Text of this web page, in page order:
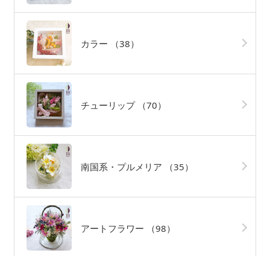
カラー （38）
チューリップ （70）
南国系・プルメリア （35）
アートフラワー （98）